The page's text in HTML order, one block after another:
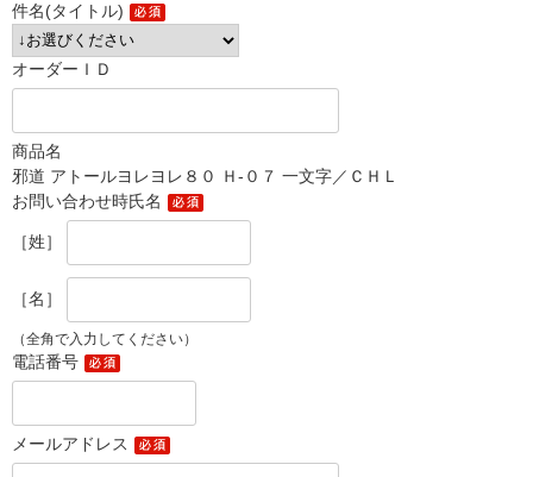
件名(タイトル)
オーダーＩＤ
商品名
邪道 アトールヨレヨレ８０ Ｈ-０７ 一文字／ＣＨＬ
お問い合わせ時氏名
［姓］
［名］
（全角で入力してください）
電話番号
メールアドレス